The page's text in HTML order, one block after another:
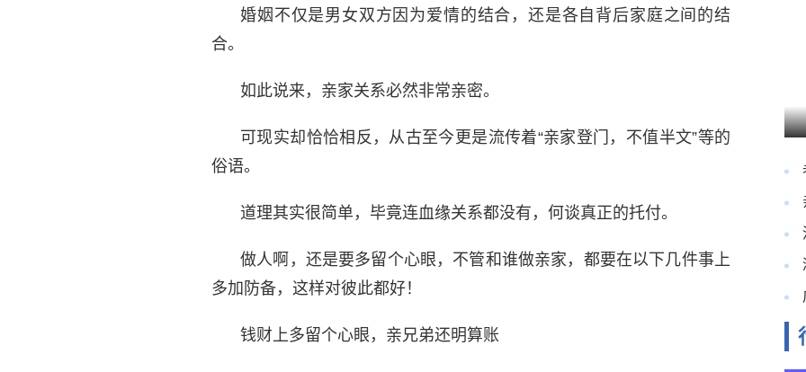
婚姻不仅是男女双方因为爱情的结合，还是各自背后家庭之间的结
合。
如此说来，亲家关系必然非常亲密。
可现实却恰恰相反，从古至今更是流传着“亲家登门，不值半文”等的
俗语。
道理其实很简单，毕竟连血缘关系都没有，何谈真正的托付。
做人啊，还是要多留个心眼，不管和谁做亲家，都要在以下几件事上
多加防备，这样对彼此都好！
钱财上多留个心眼，亲兄弟还明算账